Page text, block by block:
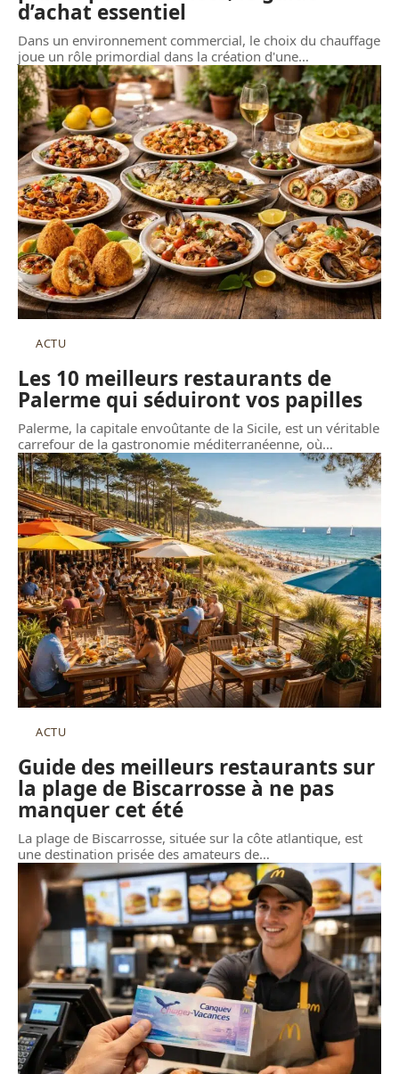
d’achat essentiel
Dans un environnement commercial, le choix du chauffage
joue un rôle primordial dans la création d'une…
ACTU
Les 10 meilleurs restaurants de
Palerme qui séduiront vos papilles
Palerme, la capitale envoûtante de la Sicile, est un véritable
carrefour de la gastronomie méditerranéenne, où…
ACTU
Guide des meilleurs restaurants sur
la plage de Biscarrosse à ne pas
manquer cet été
La plage de Biscarrosse, située sur la côte atlantique, est
une destination prisée des amateurs de…